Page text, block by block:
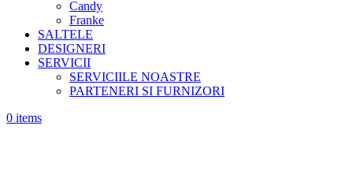
Candy
Franke
SALTELE
DESIGNERI
SERVICII
SERVICIILE NOASTRE
PARTENERI SI FURNIZORI
0 items